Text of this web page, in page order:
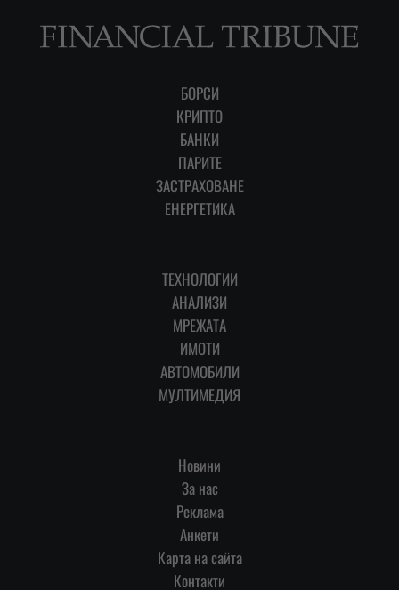
БОРСИ
КРИПТО
БАНКИ
ПАРИТЕ
ЗАСТРАХОВАНЕ
ЕНЕРГЕТИКА
ТЕХНОЛОГИИ
АНАЛИЗИ
МРЕЖАТА
ИМОТИ
АВТОМОБИЛИ
МУЛТИМЕДИЯ
Новини
За нас
Реклама
Анкети
Карта на сайта
Контакти